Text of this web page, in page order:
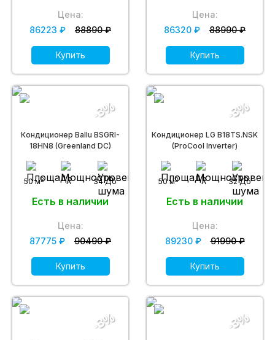
Цена:
86223 ₽
88890 ₽
Купить
Цена:
86320 ₽
88990 ₽
Купить
Кондиционер Ballu BSGRI-
18HN8 (Greenland DC)
50 м2 A 34 Дб
Есть в наличии
-3%
Цена:
87775 ₽
90490 ₽
Купить
Кондиционер LG B18TS.NSK
(ProCool Inverter)
50 м2 A 32 Дб
Есть в наличии
-3%
Цена:
89230 ₽
91990 ₽
Купить
-3% -3%